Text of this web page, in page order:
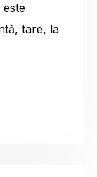
tare, la